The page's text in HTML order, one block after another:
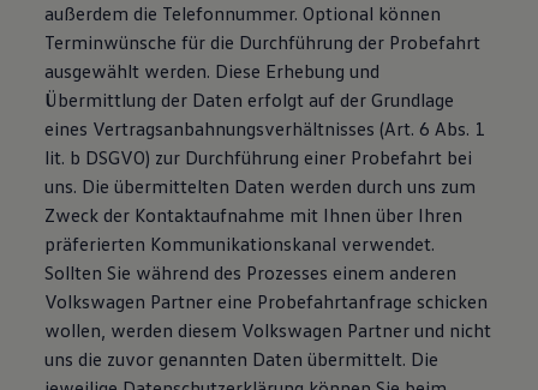
außerdem die Telefonnummer. Optional können
Terminwünsche für die Durchführung der Probefahrt
ausgewählt werden. Diese Erhebung und
Übermittlung der Daten erfolgt auf der Grundlage
eines Vertragsanbahnungsverhältnisses (Art. 6 Abs. 1
lit. b DSGVO) zur Durchführung einer Probefahrt bei
uns. Die übermittelten Daten werden durch uns zum
Zweck der Kontaktaufnahme mit Ihnen über Ihren
präferierten Kommunikationskanal verwendet.
Sollten Sie während des Prozesses einem anderen
Volkswagen Partner eine Probefahrtanfrage schicken
wollen, werden diesem Volkswagen Partner und nicht
uns die zuvor genannten Daten übermittelt. Die